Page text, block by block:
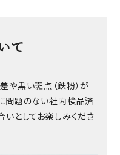
て
や黒い斑点（鉄粉）が
問題のない社内検品済
としてお楽しみくださ